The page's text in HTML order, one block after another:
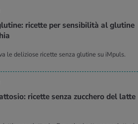
ri­cet­te per sen­si­bi­li­tà al glu­ti­ne
le deliziose ricette senza glutine su iMpuls.
ri­cet­te senza zuc­che­ro del latte